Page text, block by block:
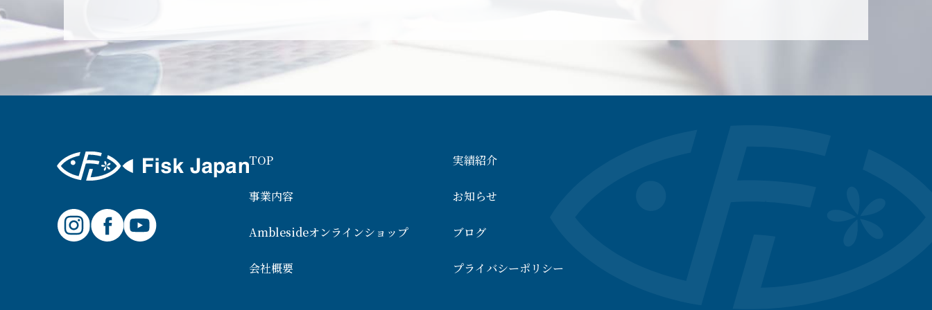
TOP 実績紹介
事業内容 お知らせ
Amblesideオンラインショップ ブログ
会社概要 プライバシーポリシー